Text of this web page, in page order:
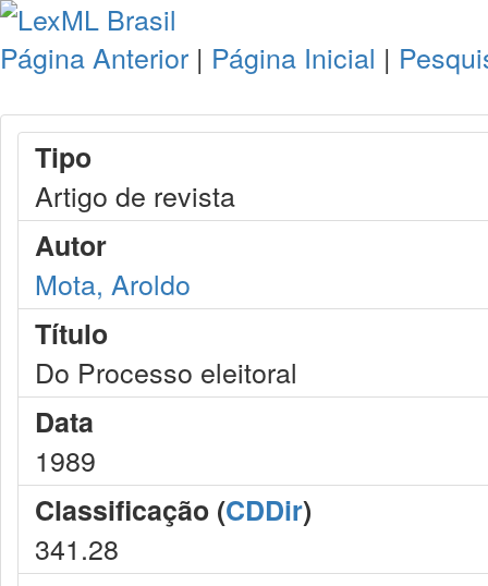
Página Anterior | Página Inicial |
Tipo
Artigo de revista
Autor
Mota, Aroldo
Título
Do Processo eleitoral
Data
1989
Classificação (CDDir)
341.28